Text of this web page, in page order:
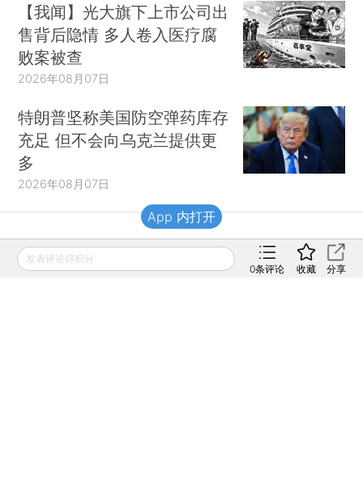
【我闻】光大旗下上市公司出
售背后隐情 多人卷入医疗腐
败案被查
2026年08月07日
特朗普坚称美国防空弹药库存
充足 但不会向乌克兰提供更
多
2026年08月07日
财新移动
发表评论得积分
0条评论 收藏 分享
App 内打开